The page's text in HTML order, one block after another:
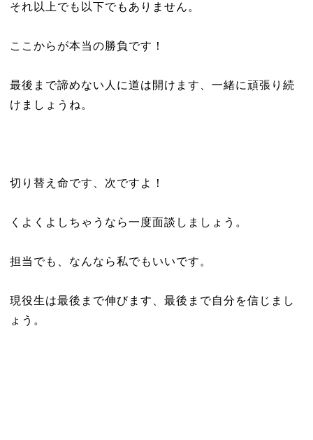
それ以上でも以下でもありません。
ここからが本当の勝負です！
最後まで諦めない人に道は開けます、一緒に頑張り続
けましょうね。
切り替え命です、次ですよ！
くよくよしちゃうなら一度面談しましょう。
担当でも、なんなら私でもいいです。
現役生は最後まで伸びます、最後まで自分を信じまし
ょう。